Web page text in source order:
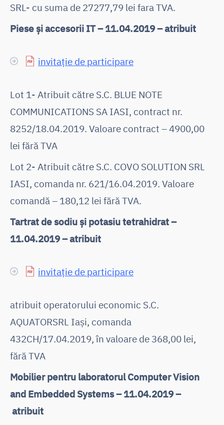
SRL- cu suma de 27277,79 lei fara TVA.
Piese și accesorii IT – 11.04.2019 – atribuit
invitație de participare
Lot 1- Atribuit către S.C. BLUE NOTE
COMMUNICATIONS SA IASI, contract nr.
8252/18.04.2019. Valoare contract – 4900,00
lei fără TVA
Lot 2- Atribuit către S.C. COVO SOLUTION SRL
IASI, comanda nr. 621/16.04.2019. Valoare
comandă – 180,12 lei fără TVA.
Tartrat de sodiu și potasiu tetrahidrat –
11.04.2019 – atribuit
invitație de participare
atribuit operatorului economic S.C.
AQUATORSRL Iași, comanda
432CH/17.04.2019, în valoare de 368,00 lei,
fără TVA
Mobilier pentru laboratorul Computer Vision
and Embedded Systems – 11.04.2019 –
atribuit